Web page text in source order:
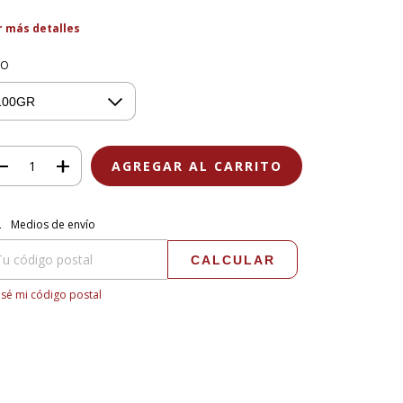
más detalles
para el CP:
Medios de envío
CALCULAR
mi código postal